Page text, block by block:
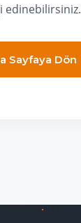
edinebilirsiniz.
Sayfaya Dön